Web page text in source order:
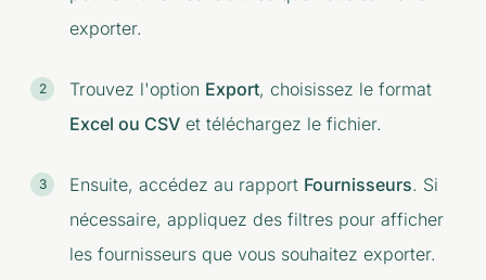
exporter.
Trouvez l'option Export, choisissez le format
Excel ou CSV et téléchargez le fichier.
Ensuite, accédez au rapport Fournisseurs. Si
nécessaire, appliquez des filtres pour afficher
les fournisseurs que vous souhaitez exporter.